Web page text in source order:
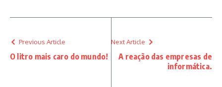
Previous Article
O litro mais caro do mundo!
Next Article
A reação das empresas de
informática.